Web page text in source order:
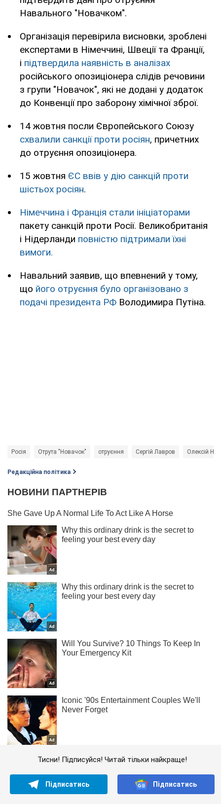
Навального "Новачком".
Організація перевірила висновки, зроблені
експертами в Німеччині, Швеції та Франції,
і підтвердила наявність в аналізах
російського опозиціонера слідів речовини
з групи "Новачок", які не додані у додаток
до Конвенції про заборону хімічної зброї.
14 жовтня посли Європейського Союзу
схвалили санкції проти росіян, причетних
до отруєння опозиціонера.
15 жовтня ЄС ввів у дію санкцій проти
шістьох росіян.
Німеччина і Франція стали ініціаторами
пакету санкцій проти Росії. Великобританія
і Нідерланди повністю підтримали їхні
вимоги.
Навальний заявив, що впевнений у тому,
що його отруєння було організовано з
подачі президента РФ Володимира Путіна.
Росія Отрута "Новачок" отруєння Сергій Лавров Олексій
Редакційна політика
Тисни! Підписуйся! Читай тільки найкраще!
Підписатись Підписатись